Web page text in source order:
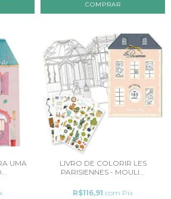
UMA
LIVRO DE COLORIR LES
PARISIENNES - MOULI...
R$116,91 com Pix